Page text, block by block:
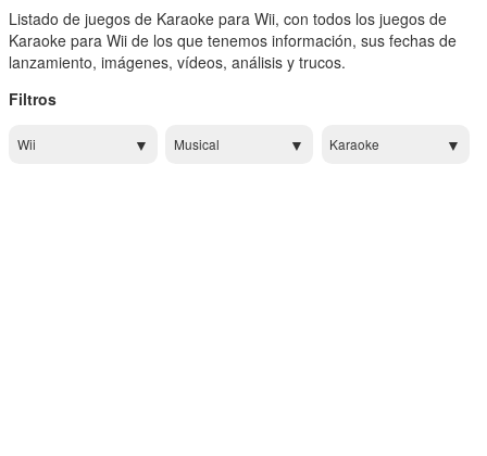
Listado de juegos de Karaoke para Wii, con todos los juegos de
Karaoke para Wii de los que tenemos información, sus fechas de
lanzamiento, imágenes, vídeos, análisis y trucos.
Filtros
Wii Musical Karaoke